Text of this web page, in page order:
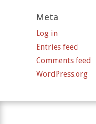
Meta
Log in
Entries feed
Comments feed
WordPress.org